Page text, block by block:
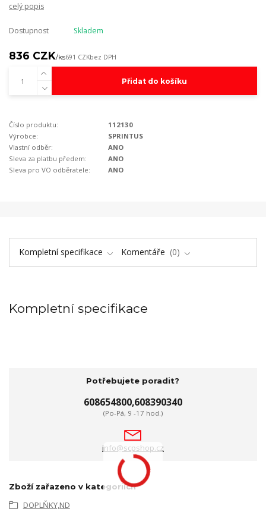
celý popis
Dostupnost Skladem
836 CZK/ks691 CZKbez DPH
Přidat do košíku
Číslo produktu:
112130
Výrobce:
SPRINTUS
Vlastní odběr:
ANO
Sleva za platbu předem:
ANO
Sleva pro VO odběratele:
ANO
Kompletní specifikace Komentáře 0
Kompletní specifikace
Potřebujete poradit?
608654800,608390340
(Po-Pá, 9 -17 hod.)
info@scpshop.cz
Zboží zařazeno v kategoriích
DOPLŇKY,ND